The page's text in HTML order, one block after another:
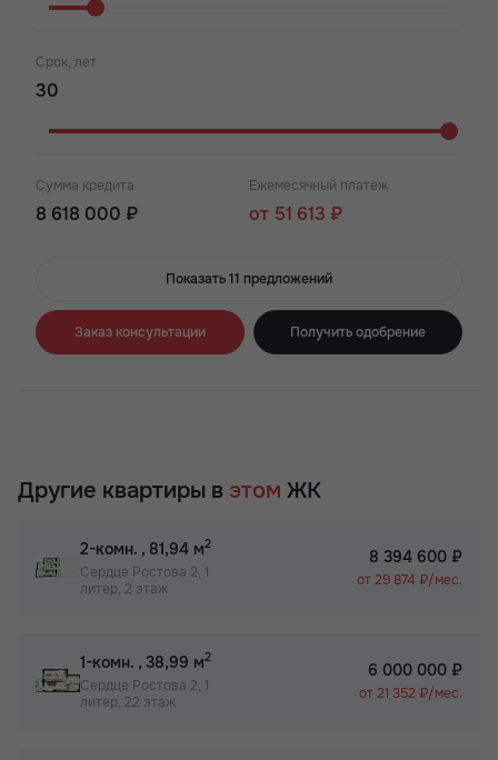
Срок, лет
Сумма кредита
8 618 000 ₽
Ежемесячный платеж
от 51 613 ₽
Показать 11 предложений
Заказ консультации Получить одобрение
Другие квартиры в этом ЖК
2-комн. , 81,94 м2
Сердце Ростова 2, 1
литер, 2 этаж
8 394 600 ₽
от 29 874 ₽/мес.
1-комн. , 38,99 м2
Сердце Ростова 2, 1
литер, 22 этаж
6 000 000 ₽
от 21 352 ₽/мес.